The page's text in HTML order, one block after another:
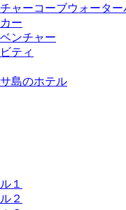
ャーコーブウォーター
ー
ンチャー
ティ
島のホテル
１
２